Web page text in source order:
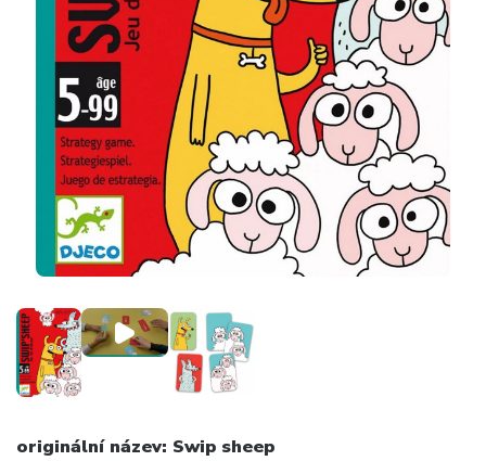
originální název: Swip sheep